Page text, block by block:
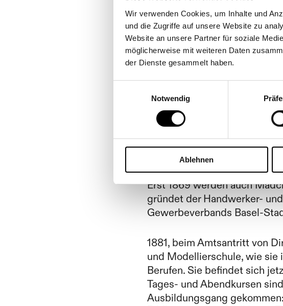
Wir verwenden Cookies, um Inhalte und
und die Zugriffe auf unsere Website zu
Website an unsere Partner für soziale
möglicherweise mit weiteren Daten
der Dienste gesammelt haben.
Notwendig
Ablehnen
Die
Erst 1869 werden auch
gründet der Handwerker-
Gewerbeverbands Basel-
1881, beim Amtsantritt von
und Modellierschule, wie sie
Berufen. Sie befindet sich
Tages- und Abendkursen
Ausbildungsgang